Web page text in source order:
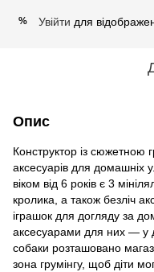
% Увійти для
Опис
Конструктор із сюжетною
аксесуарів для домашніх
віком від 6 років є 3
кролика, а також безліч
іграшок для догляду за
аксесуарами для них — у
собаки розташовано
зона грумінгу, щоб діти